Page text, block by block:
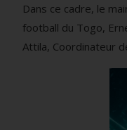
Dans ce cadre, le
football du Togo,
Attila, Coordinateur